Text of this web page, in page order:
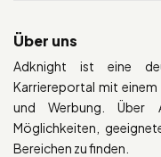
Über uns
Adknight ist eine
Karriereportal mit
und Werbung. Über
Möglichkeiten,
Bereichen zu finden.